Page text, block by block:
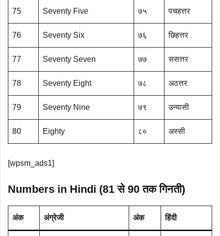
75 Seventy Five ७५ पचहत्तर
76 Seventy Six ७६ छिहत्तर
77 Seventy Seven ७७ ससत्तर
78 Seventy Eight ७८ अठत्तर
79 Seventy Nine ७९ उन्यासी
80 Eighty ८० अस्सी
[wpsm_ads1]
Numbers in Hindi (81 से 90 तक गिनती)
अंक अंग्रेजी अंक हिंदी